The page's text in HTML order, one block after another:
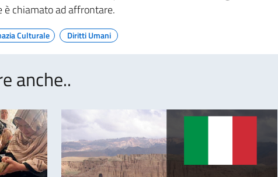
è chiamato ad affrontare.
Culturale Diritti Umani
anche..